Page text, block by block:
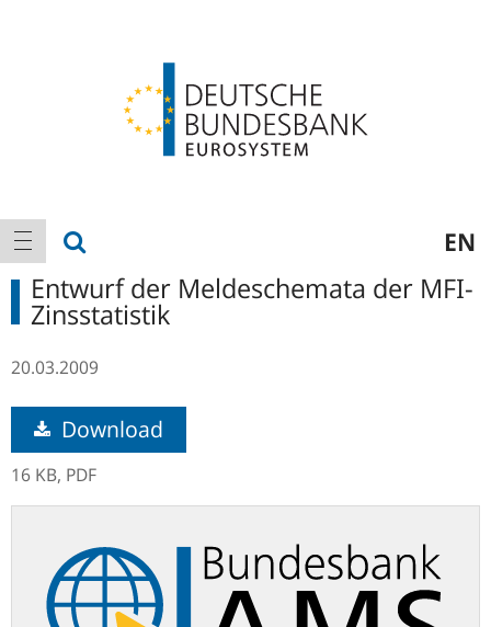
Hauptnavigation
Navigation anzeigen EN
Entwurf der Meldeschemata der MFI-
Zinsstatistik
20.03.2009
Download
16 KB, PDF
Meldeportal
Statistik